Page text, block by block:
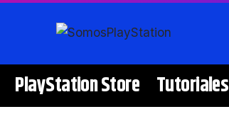
PlayStation Store Tutoriales